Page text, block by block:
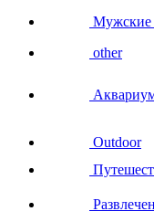
Мужские
other
Outdoor